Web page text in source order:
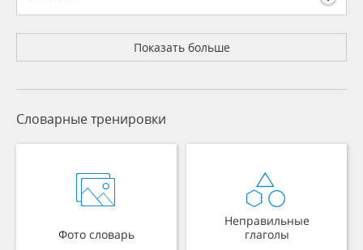
Показать больше
Словарные тренировки
Фото словарь
Неправильные
глаголы